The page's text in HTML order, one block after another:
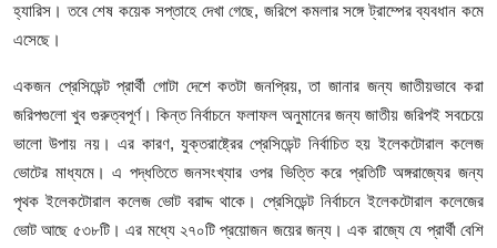
হ্যারিস। তবে শেষ কয়েক সপ্তাহে দেখা গেছে, জরিপে কমলার সঙ্গে ট্রাম্পের ব্যবধান কমে
এসেছে।
একজন প্রেসিডেন্ট প্রার্থী গোটা দেশে কতটা জনপ্রিয়, তা জানার জন্য জাতীয়ভাবে করা
জরিপগুলো খুব গুরুত্বপূর্ণ। কিন্ত নির্বাচনে ফলাফল অনুমানের জন্য জাতীয় জরিপই সবচেয়ে
ভালো উপায় নয়। এর কারণ, যুক্তরাষ্ট্রের প্রেসিডেন্ট নির্বাচিত হয় ইলেকটোরাল কলেজ
ভোটের মাধ্যমে। এ পদ্ধতিতে জনসংখ্যার ওপর ভিত্তি করে প্রতিটি অঙ্গরাজ্যের জন্য
পৃথক ইলেকটোরাল কলেজ ভোট বরাদ্দ থাকে। প্রেসিডেন্ট নির্বাচনে ইলেকটোরাল কলেজের
ভোট আছে ৫৩৮টি। এর মধ্যে ২৭০টি প্রয়োজন জয়ের জন্য। এক রাজ্যে যে প্রার্থী বেশি